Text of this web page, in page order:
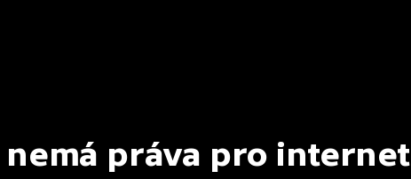
nemá práva pro internet